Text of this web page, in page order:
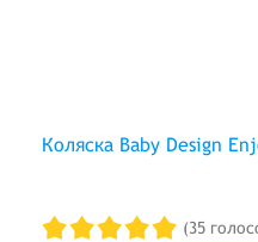
Коляска Baby Design
(35